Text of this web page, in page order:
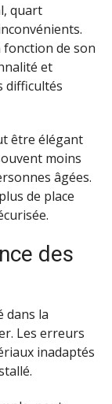
quart
de son
et
difficultés
être élégant
moins
âgées.
de place
des
dans la
Les erreurs
inadaptés